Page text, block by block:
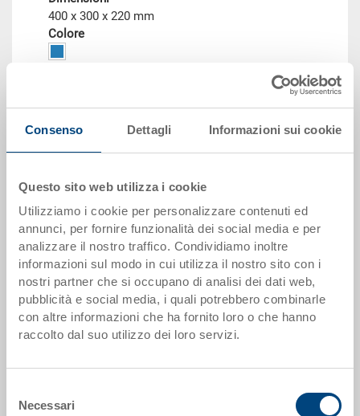
Consenso Dettagli Informazioni sui cookie
Questo sito web utilizza i cookie
Utilizziamo i cookie per personalizzare contenuti ed
annunci, per fornire funzionalità dei social media e per
analizzare il nostro traffico. Condividiamo inoltre
informazioni sul modo in cui utilizza il nostro sito con i
nostri partner che si occupano di analisi dei dati web,
pubblicità e social media, i quali potrebbero combinarle
con altre informazioni che ha fornito loro o che hanno
raccolto dal suo utilizzo dei loro servizi.
delNecessari
400 x 300 x 220 mm
Colore
Quantità
da 250 pezzo(i)
su richiesta
A partire da EUR 14,43
Vai al prodotto